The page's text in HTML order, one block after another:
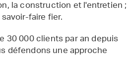
la construction et l'entretien ;
faire fier.
30 000 clients par an depuis
défendons une approche